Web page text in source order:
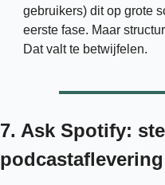
gebruikers) dit op grote
eerste fase. Maar
Dat valt te betwijfelen.
7. Ask Spotify:
podcastaflevering